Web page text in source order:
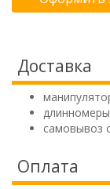
Доставка
самовывоз
Оплата